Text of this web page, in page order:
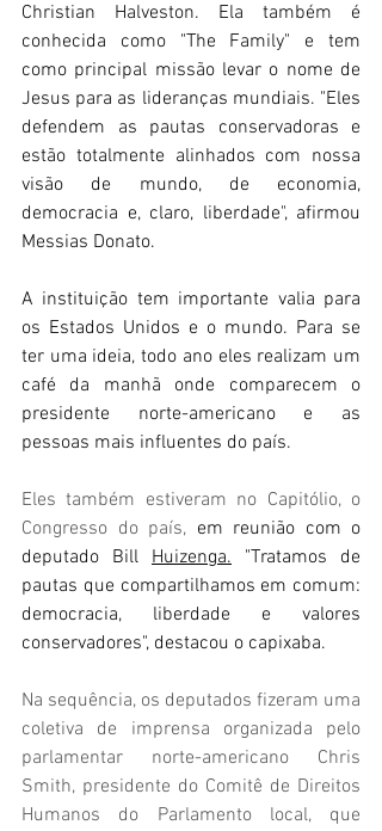
Christian Halveston. Ela também é
conhecida como "The Family" e tem
como principal missão levar o nome de
Jesus para as lideranças mundiais. "Eles
defendem as pautas conservadoras e
estão totalmente alinhados com nossa
visão de mundo, de economia,
democracia e, claro, liberdade", afirmou
Messias Donato.
A instituição tem importante valia para
os Estados Unidos e o mundo. Para se
ter uma ideia, todo ano eles realizam um
café da manhã onde comparecem o
presidente norte-americano e as
pessoas mais influentes do país.
Eles também estiveram no Capitólio, o
Congresso do país, em reunião com o
deputado Bill Huizenga. "Tratamos de
pautas que compartilhamos em comum:
democracia, liberdade e valores
conservadores", destacou o capixaba.
Na sequência, os deputados fizeram uma
coletiva de imprensa organizada pelo
parlamentar norte-americano Chris
Smith, presidente do Comitê de Direitos
Humanos do Parlamento local, que